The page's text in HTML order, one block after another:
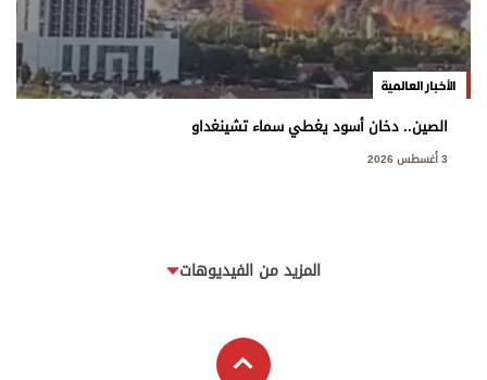
الأخبار العالمية
الصين.. دخان أسود يغطي سماء تشينغداو
3 أغسطس 2026
المزيد من الفيديوهات